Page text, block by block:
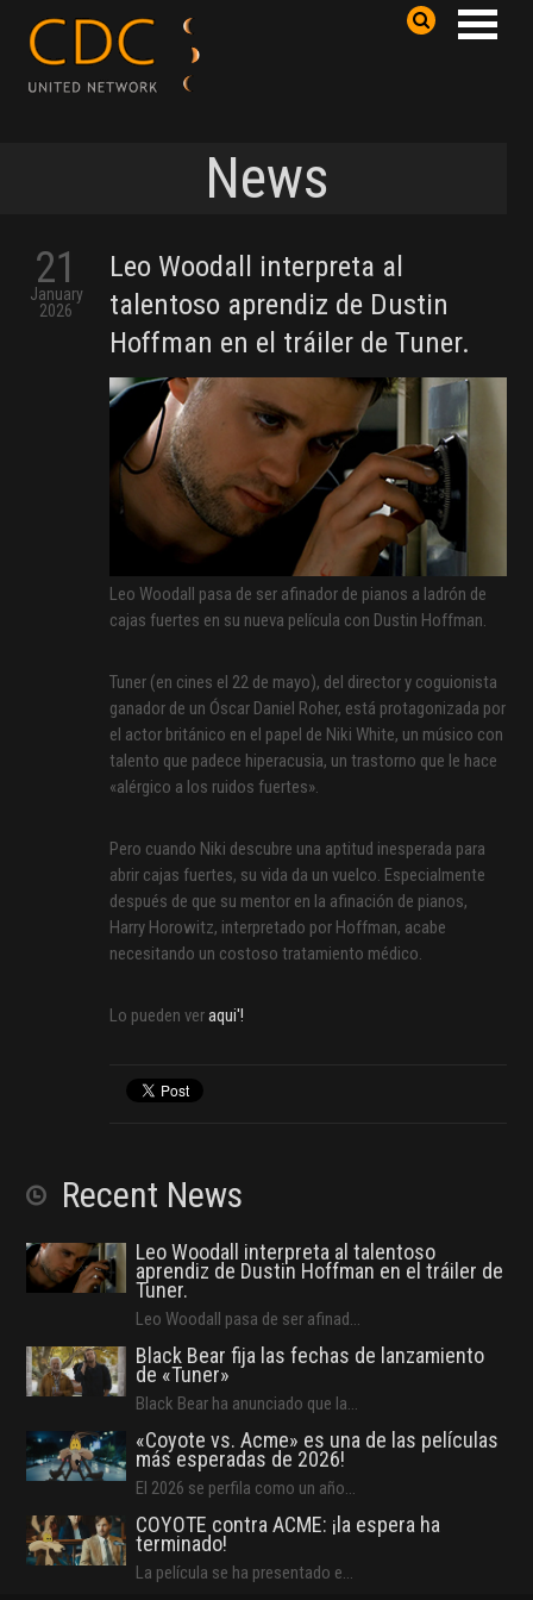
News
21
January
2026
Leo Woodall interpreta al
talentoso aprendiz de Dustin
Hoffman en el tráiler de Tuner.
Leo Woodall pasa de ser afinador de pianos a ladrón de
cajas fuertes en su nueva película con Dustin Hoffman.
Tuner (en cines el 22 de mayo), del director y coguionista
ganador de un Óscar Daniel Roher, está protagonizada por
el actor británico en el papel de Niki White, un músico con
talento que padece hiperacusia, un trastorno que le hace
«alérgico a los ruidos fuertes».
Pero cuando Niki descubre una aptitud inesperada para
abrir cajas fuertes, su vida da un vuelco. Especialmente
después de que su mentor en la afinación de pianos,
Harry Horowitz, interpretado por Hoffman, acabe
necesitando un costoso tratamiento médico.
Lo pueden veraqui'!
Recent News
Leo Woodall interpreta al talentoso
aprendiz de Dustin Hoffman en el tráiler de
Tuner.
Leo Woodall pasa de ser afinad...
Black Bear fija las fechas de lanzamiento
de «Tuner»
Black Bear ha anunciado que la...
«Coyote vs. Acme» es una de las películas
más esperadas de 2026!
El 2026 se perfila como un año...
COYOTE contra ACME: ¡la espera ha
terminado!
La película se ha presentado e...